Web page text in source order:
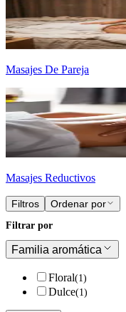
Masajes De Pareja
Masajes Reductivos
Filtros Ordenar por
Filtrar por
Familia aromática
Floral(1)
Dulce(1)